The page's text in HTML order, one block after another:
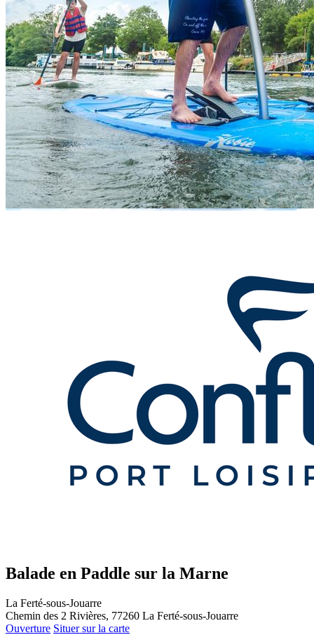
Balade en Paddle sur la Marne
La Ferté-sous-Jouarre
Chemin des 2 Rivières, 77260 La Ferté-sous-Jouarre
Ouverture Situer sur la carte